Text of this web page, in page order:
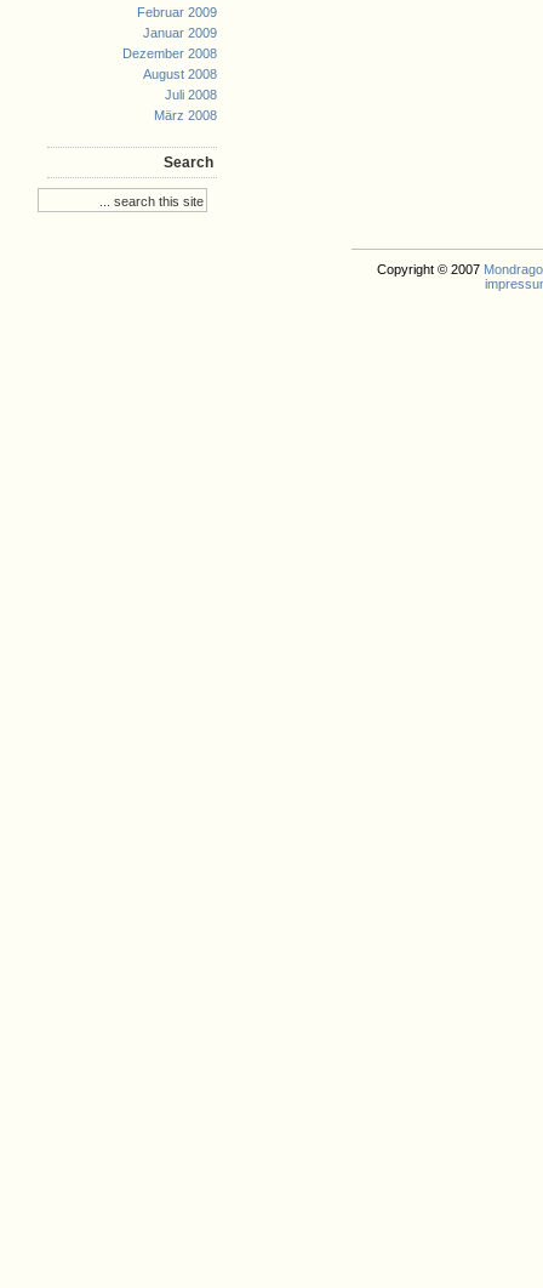
Februar 2009
Januar 2009
Dezember 2008
August 2008
Juli 2008
März 2008
Search
Copyright © 2007